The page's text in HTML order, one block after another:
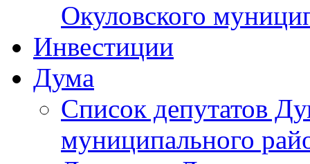
Окуловского
Инвестиции
Дума
Список депутатов
муниципального